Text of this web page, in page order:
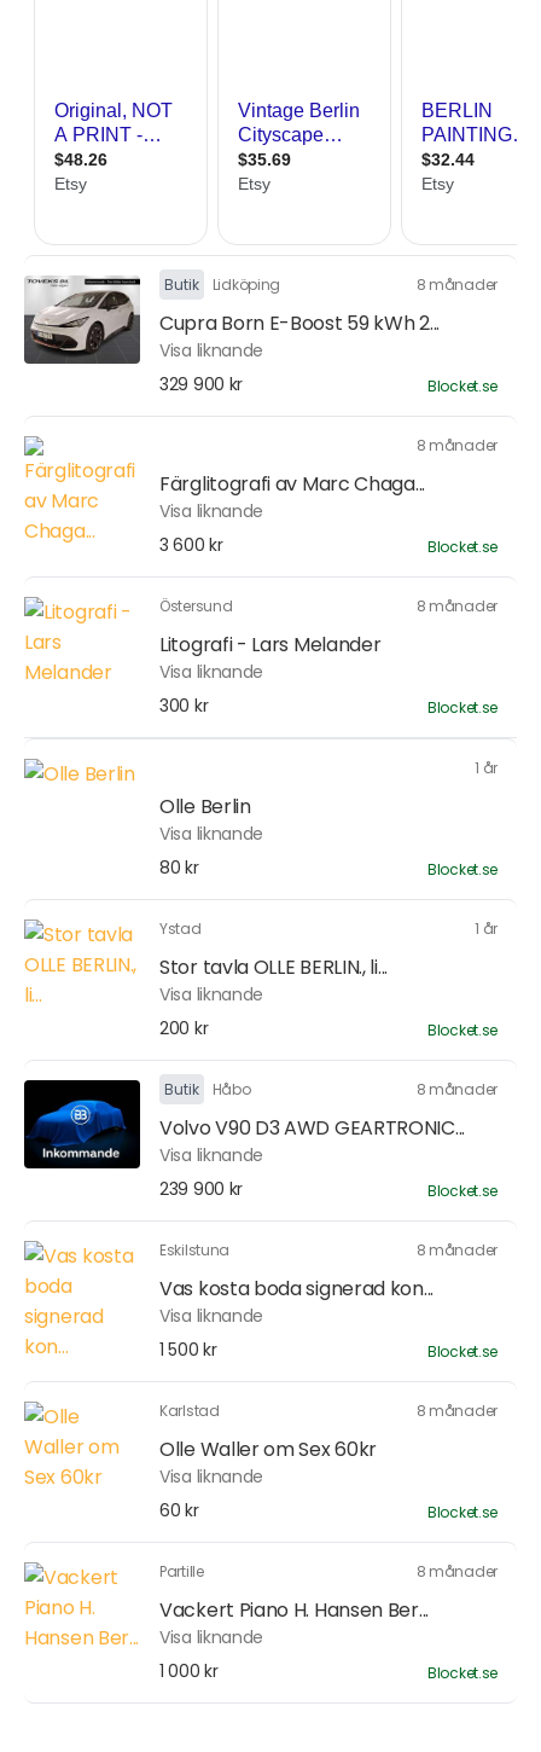
Butik Lidköping 8 månader
Cupra Born E-Boost 59 kWh 2...
Visa liknande
329 900 kr
Blocket.se
8 månader
Färglitografi av Marc Chaga...
Visa liknande
3 600 kr
Blocket.se
Östersund 8 månader
Litografi - Lars Melander
Visa liknande
300 kr
Blocket.se
1 år
Olle Berlin
Visa liknande
80 kr
Blocket.se
Ystad 1 år
Stor tavla OLLE BERLIN., li...
Visa liknande
200 kr
Blocket.se
Butik Håbo 8 månader
Volvo V90 D3 AWD GEARTRONIC...
Visa liknande
239 900 kr
Blocket.se
Eskilstuna 8 månader
Vas kosta boda signerad kon...
Visa liknande
1 500 kr
Blocket.se
Karlstad 8 månader
Olle Waller om Sex 60kr
Visa liknande
60 kr
Blocket.se
Partille 8 månader
Vackert Piano H. Hansen Ber...
Visa liknande
1 000 kr
Blocket.se